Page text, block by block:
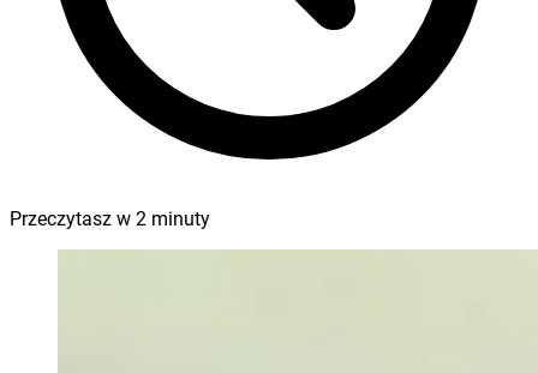
Przeczytasz w 2 minuty